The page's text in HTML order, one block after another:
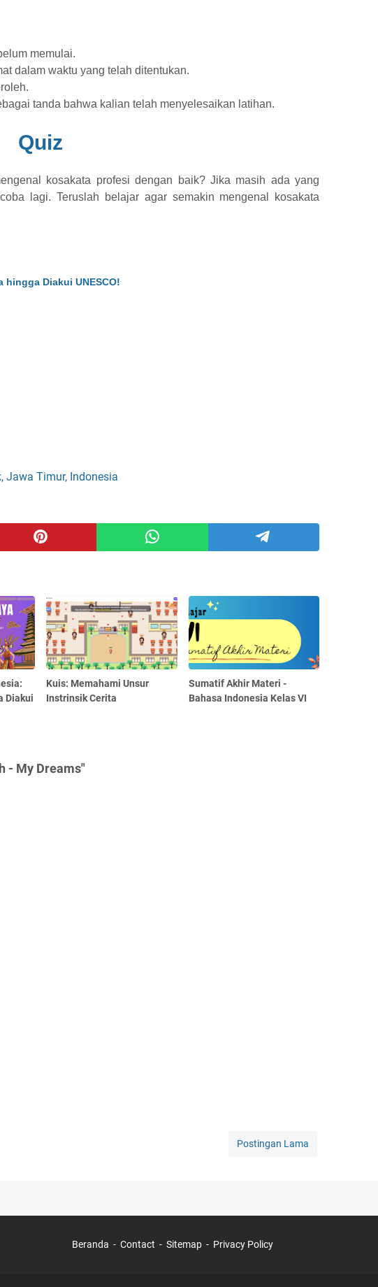
memulai.
dalam waktu yang telah ditentukan.
tanda bahwa kalian telah menyelesaikan latihan.
Quiz
kosakata profesi dengan baik? Jika masih ada yang
lagi. Teruslah belajar agar semakin mengenal kosakata
hingga Diakui UNESCO!
Jawa Timur, Indonesia
Diakui
Kuis: Memahami Unsur
Instrinsik Cerita
Sumatif Akhir Materi -
Bahasa Indonesia Kelas VI
- My Dreams"
Postingan Lama
Beranda Contact Sitemap Privacy Policy